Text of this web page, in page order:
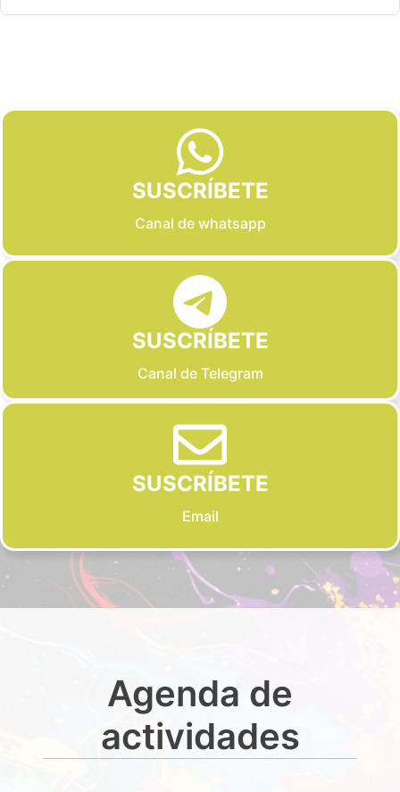
SUSCRÍBETE
Canal de whatsapp
SUSCRÍBETE
Canal de Telegram
SUSCRÍBETE
Email
Agenda de
actividades